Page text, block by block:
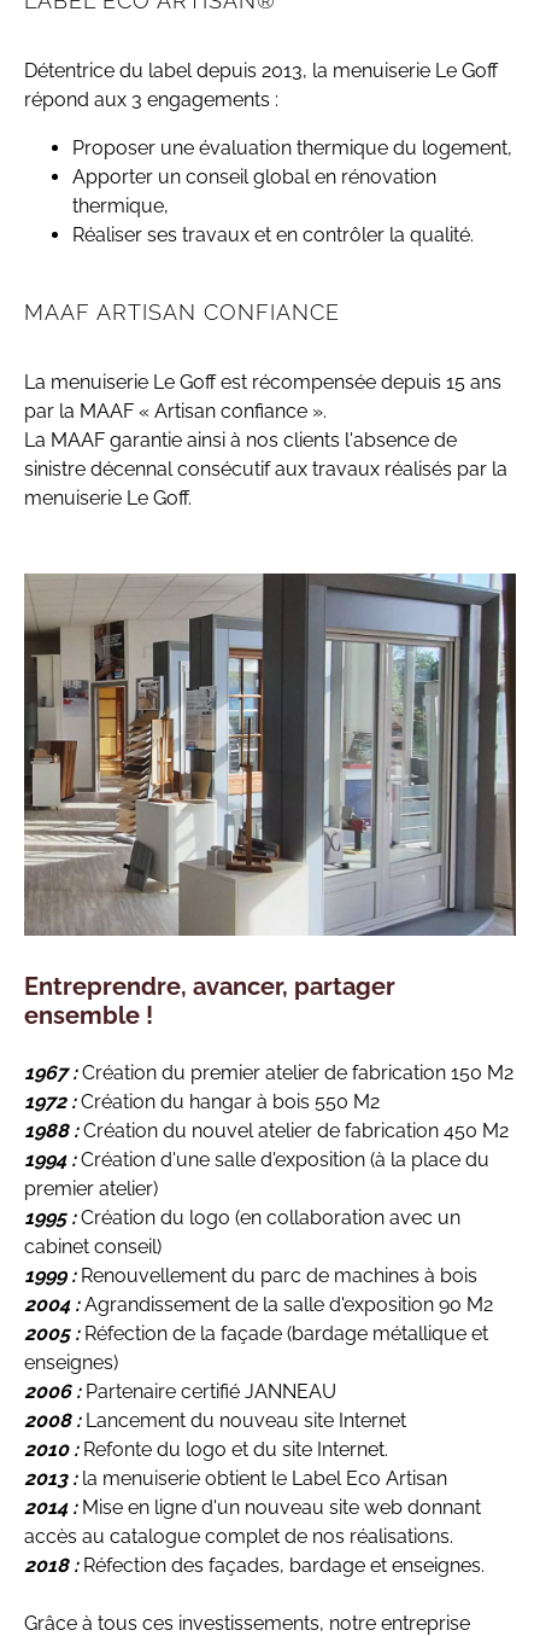
Détentrice du label depuis 2013, la menuiserie Le Goff
répond aux 3 engagements :
Proposer une évaluation thermique du logement,
Apporter un conseil global en rénovation
thermique,
Réaliser ses travaux et en contrôler la qualité.
MAAF ARTISAN CONFIANCE
La menuiserie Le Goff est récompensée depuis 15 ans
par la MAAF « Artisan confiance ».
La MAAF garantie ainsi à nos clients l'absence de
sinistre décennal consécutif aux travaux réalisés par la
menuiserie Le Goff.
Entreprendre, avancer, partager
ensemble !
1967 :Création du premier atelier de fabrication 150 M2
1972 :Création du hangar à bois 550 M2
1988 :Création du nouvel atelier de fabrication 450 M2
1994 :Création d'une salle d'exposition (à la place du
premier atelier)
1995 :Création du logo (en collaboration avec un
cabinet conseil)
1999 :Renouvellement du parc de machines à bois
2004 :Agrandissement de la salle d'exposition 90 M2
2005 : Réfection de la façade (bardage métallique et
enseignes)
2006 : Partenaire certifié JANNEAU
2008 :Lancement du nouveau site Internet
2010 :Refonte du logo et du site Internet.
2013 : la menuiserie obtient le Label Eco Artisan
2014 :Mise en ligne d'un nouveau site web donnant
accès au catalogue complet de nos réalisations.
2018 : Réfection des façades, bardage et enseignes.
Grâce à tous ces investissements, notre entreprise